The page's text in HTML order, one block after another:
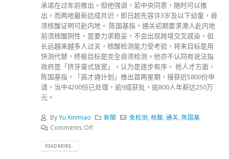
承诺在过年前推出。但他强调，若中央同意，随时可以推
出。而两地最新达成共识，即日起先容许3岁及以下幼童，毋
须核酸证明可赴内地。 陈国基指，通关初期要求港人赴内地
前须核酸阴性，是要力求稳妥，不会出现跨境交叉感染。但
长远越来越多人过关，核酸检测能力受考验，将来目标是用
快测代替，终极目标是完全毋须检测。他亦不认同有说法指
政府是「挤牙膏式放宽」，认为是逐步有序。 抢人才方面，
陈国基指，「高才通计划」推出首两星期，接获近5800份申
请，当中4200份已处理，逾9成获批，逾800人年薪达250万
元。
ByYu Xinmiao 新聞 免检测 ,核酸 ,通关 陈国基
Comments Off
READ MORE...